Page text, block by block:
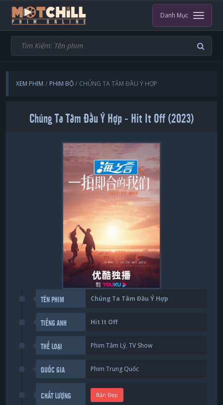
Danh Mục
XEM PHIM PHIM BỘ CHÚNG TA TÂM ĐẦU Ý HỢP
Chúng Ta Tâm Đầu Ý Hợp - Hit It Off (2023)
TÊN PHIM Chúng Ta Tâm Đầu Ý Hợp
TIẾNG ANH Hit It Off
THỂ LOẠI Phim Tâm Lý,TV Show
QUỐC GIA Phim Trung Quốc
CHẤT LƯỢNG Bản Đẹp